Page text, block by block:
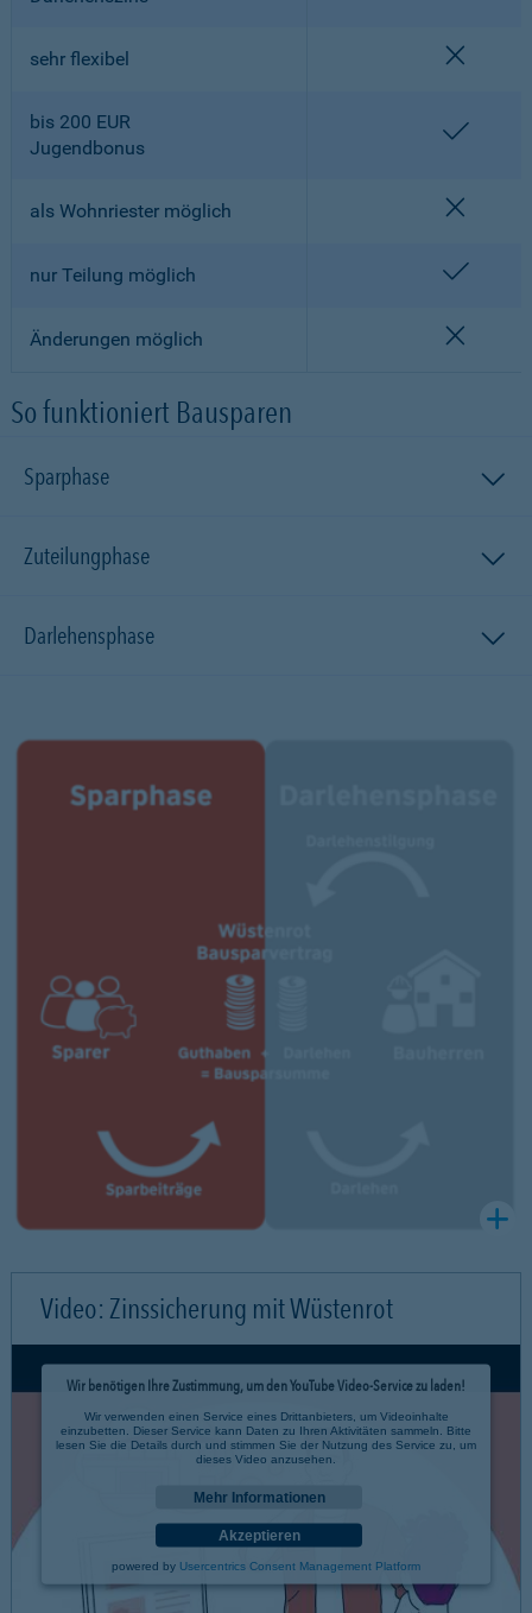
sehr flexibel
bis 200 EUR
Jugendbonus
als Wohnriester möglich
nur Teilung möglich
Änderungen möglich
So funktioniert Bausparen
Sparphase
Zuteilungphase
Darlehensphase
Video: Zinssicherung mit Wüstenrot
Wir benötigen Ihre Zustimmung, um den YouTube Video-Service zu laden!
Wir verwenden einen Service eines Drittanbieters, um Videoinhalte
einzubetten. Dieser Service kann Daten zu Ihren Aktivitäten sammeln. Bitte
lesen Sie die Details durch und stimmen Sie der Nutzung des Service zu, um
dieses Video anzusehen.
Mehr Informationen
Akzeptieren
powered by Usercentrics Consent Management Platform